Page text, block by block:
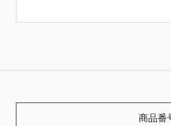
商品番